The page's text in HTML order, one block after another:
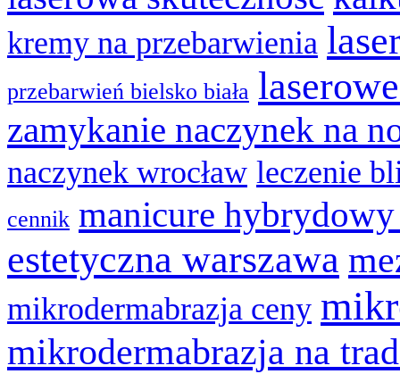
kremy na przebarwienia
przebarwień bielsko biała
zamykanie naczynek na
naczynek wrocław leczenie
cennik manicure
estetyczna warszawa
mikrodermabrazja ceny
mikrodermabrazja na